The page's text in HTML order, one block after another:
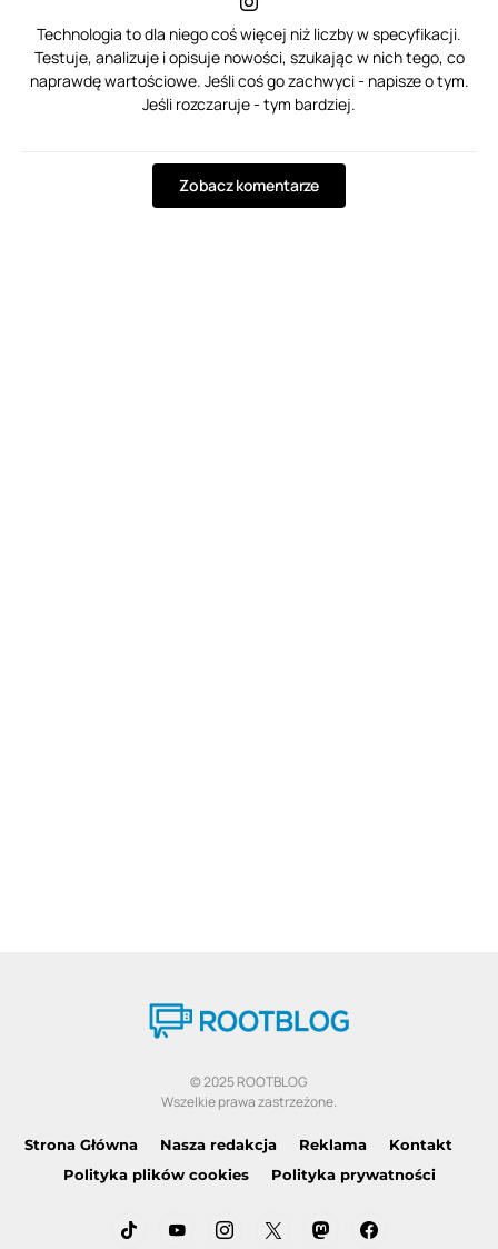
Technologia to dla niego coś więcej niż liczby w specyfikacji.
Testuje, analizuje i opisuje nowości, szukając w nich tego, co
naprawdę wartościowe. Jeśli coś go zachwyci - napisze o tym.
Jeśli rozczaruje - tym bardziej.
Zobacz komentarze
© 2025 ROOTBLOG
Wszelkie prawa zastrzeżone.
Strona Główna Nasza redakcja Reklama
Kontakt
Polityka plików cookies
Polityka prywatności